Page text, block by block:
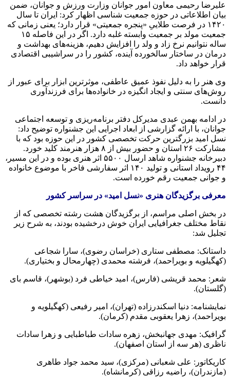
علیرضا رحیمی معاون امور جوانان وزارت ورزش و جوانان، ضمن
بیان اطلاعاتی در حوزه جمعیت شناسی اظهار کرد: ایران تا سال
۱۴۲۰ در فرصت طلاییِ «پنجره جمعیتی» قرار دارد؛ یعنی زمانی که
جمعیت مولد بر جمعیت وابسته غلبه دارد. اگر در این فاصله ۱۵
ساله نتوانیم نرخ زاد و ولد را افزایش دهیم، هزینه‌های بهداشت و
درمان در ساختار سالخورده آینده، کشور را در سراشیبی اقتصادی
قرار خواهد داد.
وی هنر را به دلیل نفوذ عمیق عاطفی، موثرترین ابزار برای عبور از
روش‌های سنتی و ایجاد انگیزه در خانواده‌ها برای فرزندآوری
دانست.
در ادامه بهمن عبدی مدیرکل دفتر برنامه‌ریزی و توسعه اجتماعی
جوانان، با ارائه گزارشی از ابعاد اجرایی این جشنواره توضیح داد:
نسل امید بزرگترین حرکت تخصصی کشور در این حوزه بود که با
مشارکت ۲۶ استان و حضور بیش از ۸ هزار هنرمند کلید خورد.
دبیرخانه جشنواره شاهد ارسال ۵۵۰۰ اثر هنری بوده و در این مسیر،
۴۴ رویداد استانی و تولید ۱۴۰ اثر سفارشی فاخر با موضوع خانواده
و جوانی جمعیت رقم خورده است.
معرفی برگزیدگان هنری «نسل امید» در سراسر کشور
در بخش اصلی مراسم، از برگزیدگان هشت رشته تخصصی که از
نقاط مختلف جغرافیایی ایران خوش درخشیده بودند، به شرح زیر
تجلیل شد:
داستانک: مصطفی ستاری (خراسان رضوی)، سارا شجاعی
(کهگیلویه و بویراحمد)، فرشته محمدی (چهارمحال و بختیاری).
شعر: محمد قریشی (فارس)، امید خیاطی فرد (بوشهر)، قاسم بای
(گلستان).
نمایشنامه: دنیا اسکندرزاده (تهران)، امیر رفیعی (کهگیلویه و
بویراحمد)، زهرا یعقوبی مقدم (کرمان).
گرافیک: مهدی جهانبخش، زهره سادات طباطبایی و زهرا سادات
ناظری (هر سه از استان اصفهان).
کاریکاتور: علی شعبانی (مرکزی)، سید محمد جواد طاهری
(مازندران)، راضیه رزاقی (کرمانشاه).